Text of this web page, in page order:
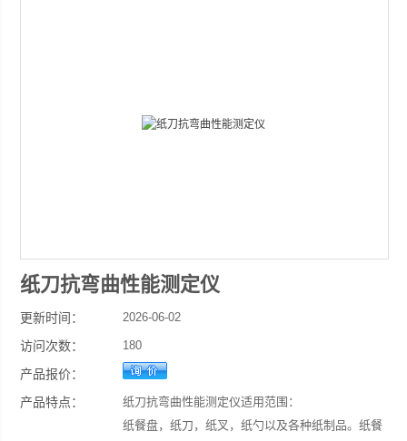
纸刀抗弯曲性能测定仪
更新时间： 2026-06-02
访问次数： 180
产品报价：
产品特点：
纸刀抗弯曲性能测定仪适用范围：
纸餐盘，纸刀，纸叉，纸勺以及各种纸制品。纸餐